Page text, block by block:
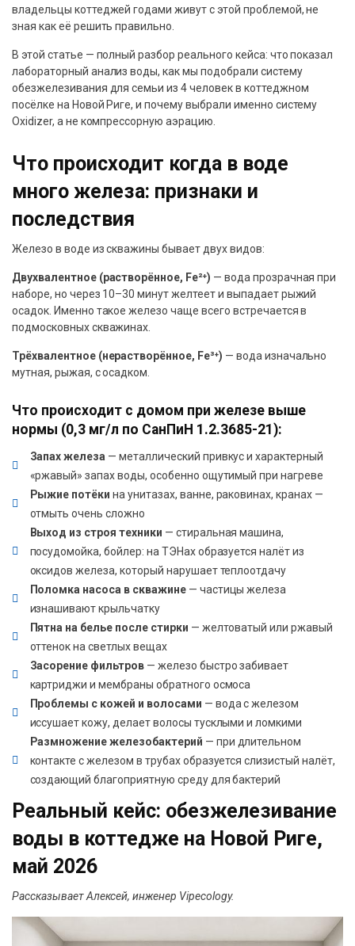
владельцы коттеджей годами живут с этой проблемой, не
зная как её решить правильно.
В этой статье — полный разбор реального кейса: что показал
лабораторный анализ воды, как мы подобрали систему
обезжелезивания для семьи из 4 человек в коттеджном
посёлке на Новой Риге, и почему выбрали именно систему
Oxidizer, а не компрессорную аэрацию.
Что происходит когда в воде
много железа: признаки и
последствия
Железо в воде из скважины бывает двух видов:
Двухвалентное (растворённое, Fe²⁺) — вода прозрачная при
наборе, но через 10–30 минут желтеет и выпадает рыжий
осадок. Именно такое железо чаще всего встречается в
подмосковных скважинах.
Трёхвалентное (нерастворённое, Fe³⁺) — вода изначально
мутная, рыжая, с осадком.
Что происходит с домом при железе выше
нормы (0,3 мг/л по СанПиН 1.2.3685-21):
Запах железа — металлический привкус и характерный
«ржавый» запах воды, особенно ощутимый при нагреве
Рыжие потёки на унитазах, ванне, раковинах, кранах —
отмыть очень сложно
Выход из строя техники — стиральная машина,
посудомойка, бойлер: на ТЭНах образуется налёт из
оксидов железа, который нарушает теплоотдачу
Поломка насоса в скважине— частицы железа
изнашивают крыльчатку
Пятна на белье после стирки — желтоватый или ржавый
оттенок на светлых вещах
Засорение фильтров— железо быстро забивает
картриджи и мембраны обратного осмоса
Проблемы с кожей и волосами — вода с железом
иссушает кожу, делает волосы тусклыми и ломкими
Размножение железобактерий — при длительном
контакте с железом в трубах образуется слизистый налёт,
создающий благоприятную среду для бактерий
Реальный кейс: обезжелезивание
воды в коттедже на Новой Риге,
май 2026
Рассказывает Алексей, инженер Vipecology.